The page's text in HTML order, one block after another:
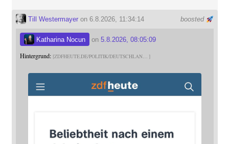
boosted
Till Westermayeron 6.8.2026, 11:34:14
Katharina Nocun on 5.8.2026, 08:05:09
Hintergrund: ZDFHEUTE.DE/POLITIK/DEUTSCHLAN